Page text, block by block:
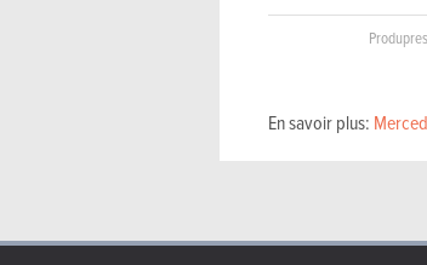
En savoir plus: